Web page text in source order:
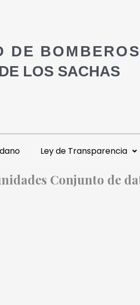
DE BOMBEROS
LOS SACHAS
Ley de Transparencia
Conjunto de